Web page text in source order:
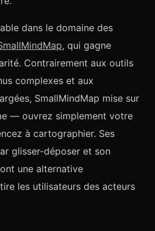
dans le domaine des
, qui gagne
Contrairement aux outils
complexes et aux
SmallMindMap mise sur
— ouvrez simplement votre
à cartographier. Ses
glisser-déposer et son
une alternative
les utilisateurs des acteurs